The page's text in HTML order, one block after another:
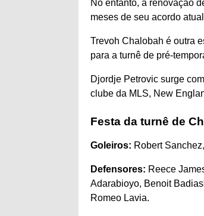
No entanto, a renovação
meses de seu acordo
Trevoh Chalobah é outra
para a turnê de pré-
Djordje Petrovic surge
clube da MLS, New
Festa da turnê de
Goleiros: Robert
Defensores: Reece
Adarabioyo, Benoit
Romeo Lavia.